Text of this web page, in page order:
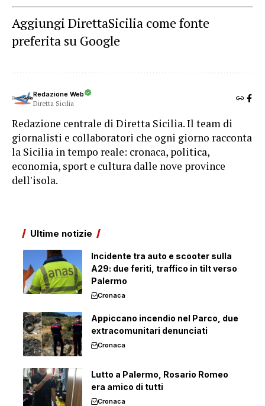
Aggiungi DirettaSicilia come fonte
preferita su Google
Redazione Web
Diretta Sicilia
Redazione centrale di Diretta Sicilia. Il team di
giornalisti e collaboratori che ogni giorno racconta
la Sicilia in tempo reale: cronaca, politica,
economia, sport e cultura dalle nove province
dell'isola.
Ultime notizie
Incidente tra auto e scooter sulla
A29: due feriti, traffico in tilt verso
Palermo
Cronaca
Appiccano incendio nel Parco, due
extracomunitari denunciati
Cronaca
Lutto a Palermo, Rosario Romeo
era amico di tutti
Cronaca